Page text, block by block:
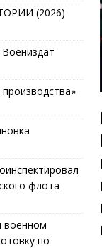
(2026)
флота
военном
по